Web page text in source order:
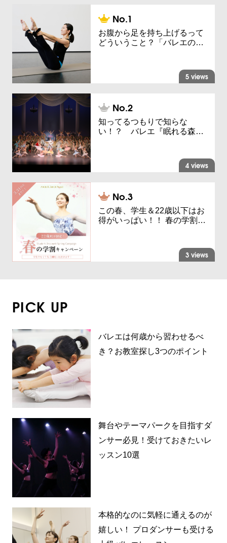
お腹から足を持ち上げるって
どういうこと？「バレエの…
5 views
知ってるつもりで知らな
い！？ バレエ『眠れる森…
4 views
この春、学生＆22歳以下はお
得がいっぱい！！ 春の学割…
3 views
PICK UP
バレエは何歳から習わせるべ
き？お教室探し3つのポイント
舞台やテーマパークを目指すダ
ンサー必見！受けておきたいレ
ッスン10選
本格的なのに気軽に通えるのが
嬉しい！ プロダンサーも受ける